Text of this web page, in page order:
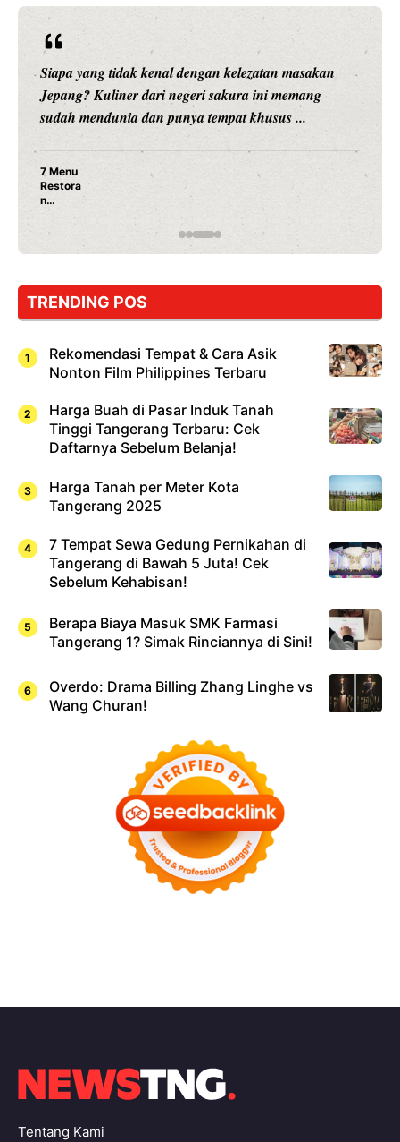
Siapa yang tidak kenal dengan kelezatan masakan
Jepang? Kuliner dari negeri sakura ini memang
sudah mendunia dan punya tempat khusus ...
7 Menu
Restora
n
Jepang
yang
Dicoba,
Cuma
Sushi!
TRENDING POS
Rekomendasi Tempat & Cara Asik
Nonton Film Philippines Terbaru
Harga Buah di Pasar Induk Tanah
Tinggi Tangerang Terbaru: Cek
Daftarnya Sebelum Belanja!
Harga Tanah per Meter Kota
Tangerang 2025
7 Tempat Sewa Gedung Pernikahan di
Tangerang di Bawah 5 Juta! Cek
Sebelum Kehabisan!
Berapa Biaya Masuk SMK Farmasi
Tangerang 1? Simak Rinciannya di Sini!
Overdo: Drama Billing Zhang Linghe vs
Wang Churan!
Tentang Kami